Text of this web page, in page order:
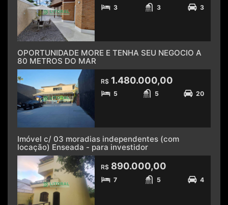
3 3 3
OPORTUNIDADE MORE E TENHA SEU NEGOCIO A
80 METROS DO MAR
R$ 1.480.000,00
5 5 20
Imóvel c/ 03 moradias independentes (com
locação) Enseada - para investidor
R$ 890.000,00
7 5 4